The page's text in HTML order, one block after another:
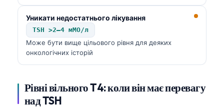
Уникати недостатнього лікування
TSH >2–4 мМО/л
Може бути вище цільового рівня для деяких
онкологічних історій
Рівні вільного T4: коли він має перевагу
над TSH